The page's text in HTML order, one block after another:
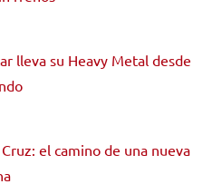
lleva su Heavy Metal desde
el camino de una nueva